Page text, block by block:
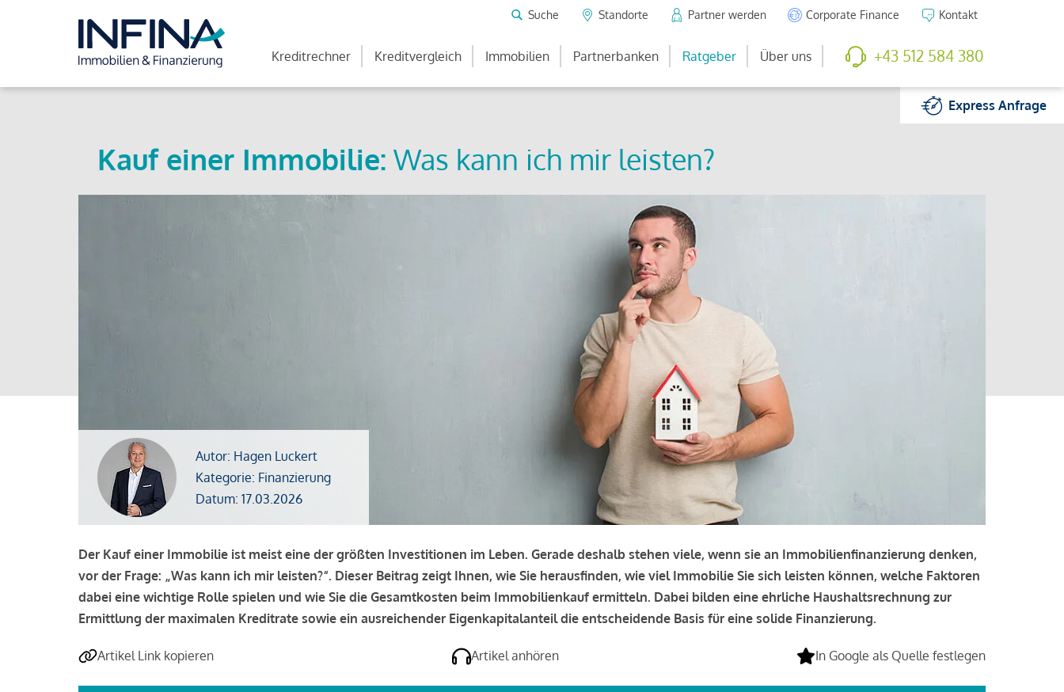
Suche Standorte Partner werden Corporate Finance Kontakt
Kreditrechner Kreditvergleich Immobilien Partnerbanken Ratgeber Über uns +43 512 584 380
ExpressAnfrage
Kauf einer Immobilie: Was kann ich mir leisten?
Autor: Hagen Luckert
Kategorie: Finanzierung
Datum: 17.03.2026
Der Kauf einer Immobilie ist meist eine der größten Investitionen im Leben. Gerade deshalb stehen viele, wenn sie an Immobilienfinanzierung denken,
vor der Frage: „Was kann ich mir leisten?“. Dieser Beitrag zeigt Ihnen, wie Sie herausfinden, wie viel Immobilie Sie sich leisten können, welche Faktoren
dabei eine wichtige Rolle spielen und wie Sie die Gesamtkosten beim Immobilienkauf ermitteln. Dabei bilden eine ehrliche Haushaltsrechnung zur
Ermittlung der maximalen Kreditrate sowie ein ausreichender Eigenkapitalanteil die entscheidende Basis für eine solide Finanzierung.
Artikel Link kopieren Artikel anhören In Google als Quelle festlegen